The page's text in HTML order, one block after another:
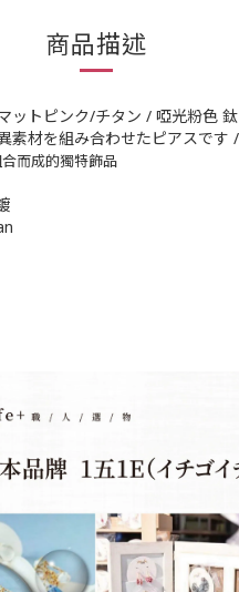
商品描述
ットピンク/チタン / 啞光粉色
素材を組み合わせたピアスです /
而成的獨特飾品